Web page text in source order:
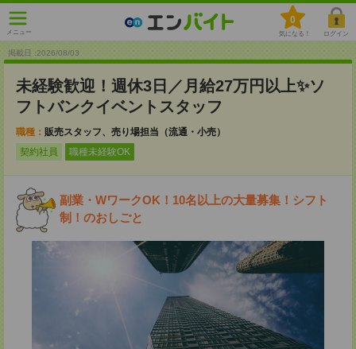
メニュー
0
気になる！ ログイン
掲載日 :2026/08/03
未経験歓迎！週休3日／月給27万円以上✨ソ
フトバンクイベントスタッフ
職種： 販売スタッフ、売り場担当（流通・小売）
契約社員
職種未経験OK
副業・WワークOK！10名以上の大量募集！シフト
制！のおしごと